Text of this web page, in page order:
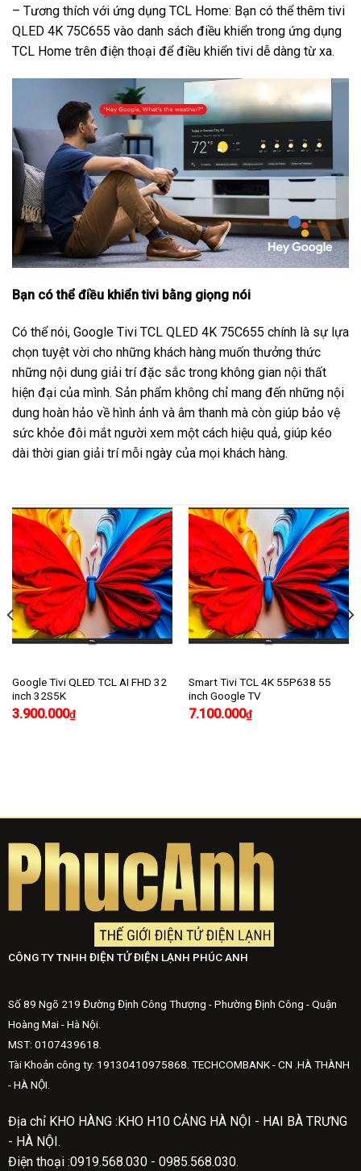
– Tương thích với ứng dụng TCL Home: Bạn có thể thêm tivi
QLED 4K 75C655 vào danh sách điều khiển trong ứng dụng
TCL Home trên điện thoại để điều khiển tivi dễ dàng từ xa.
Bạn có thể điều khiển tivi bằng giọng nói
Có thể nói, Google Tivi TCL QLED 4K 75C655 chính là sự lựa
chọn tuyệt vời cho những khách hàng muốn thưởng thức
những nội dung giải trí đặc sắc trong không gian nội thất
hiện đại của mình. Sản phẩm không chỉ mang đến những nội
dung hoàn hảo về hình ảnh và âm thanh mà còn giúp bảo vệ
sức khỏe đôi mắt người xem một cách hiệu quả, giúp kéo
dài thời gian giải trí mỗi ngày của mọi khách hàng.
Google Tivi QLED TCL AI FHD 32
inch 32S5K
3.900.000₫
Smart Tivi TCL 4K 55P638 55
inch Google TV
7.100.000₫
CÔNG TY TNHH ĐIỆN TỬ ĐIỆN LẠNH PHÚC ANH
Số 89 Ngõ 219 Đường Định Công Thượng - Phường Định Công - Quận
Hoàng Mai - Hà Nội.
MST: 0107439618.
Tài Khoản công ty: 19130410975868. TECHCOMBANK - CN .HÀ THÀNH
- HÀ NỘI.
Địa chỉ KHO HÀNG :KHO H10 CẢNG HÀ NỘI - HAI BÀ TRƯNG
- HÀ NỘI.
Điện thoại :0919.568.030 - 0985.568.030.